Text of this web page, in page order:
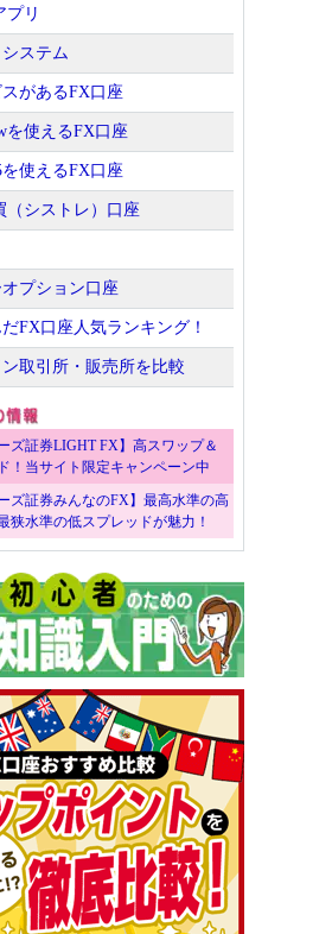
プリ
ステム
があるFX口座
を使えるFX口座
使えるFX口座
（シストレ）口座
プション口座
FX口座人気ランキング！
取引所・販売所を比較
ズ証券LIGHT FX】高スワップ＆
！当サイト限定キャンペーン中
ズ証券みんなのFX】最高水準の高
狭水準の低スプレッドが魅力！